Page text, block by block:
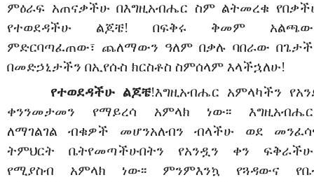
ምዕራፍ አጠናቃችሁ በእግዚአብሔር ስም ልትመረቁ
የተወደዳችሁ
ልጆቼ! በፍቅሩ ቅመም
ምድርባጣፈጠው፣ ጨለማውን ዓለም በቃሉ ባበራው በጌታ
በመድኃኒታችን በኢየሱስ ክርስቶስ ስምሰላም እላችኋለሁ!
የተወደዳችሁ ልጆቼ!እግዚአብሔር አምላካችን
ቀንንመታመን የማይረሳ አምላክ ነው፡፡
ለማገልገል
ብቁዎች መሆንአለብን ብላችሁ ወደ
ትምህርት
ቤትየመጣችሁበትን የአንዷን ቀን
የሚያስብ
አምላክ ነው፡፡ ምንምእንኳ የጓዳውና